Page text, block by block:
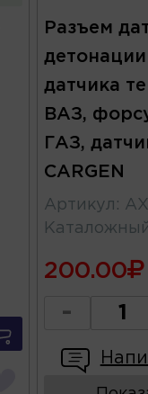
Разъем
датчика
ВАЗ,
ГАЗ,
CARGEN
Артикул :
200.00
-